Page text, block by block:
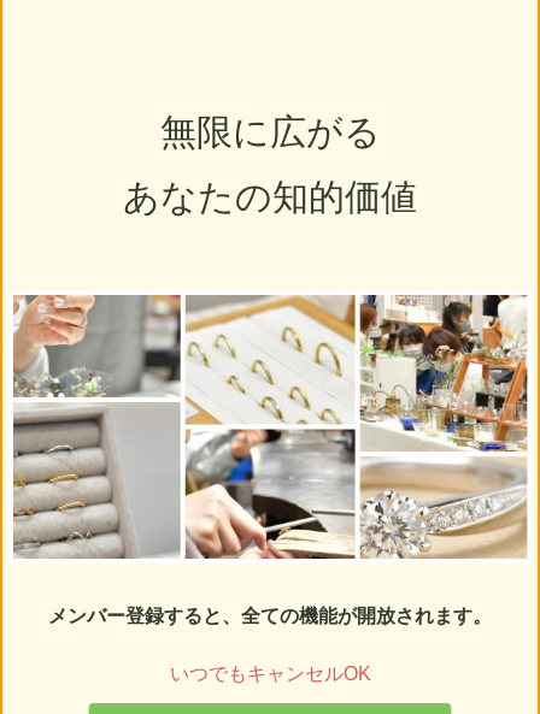
無限に広がる
あなたの知的価値
メンバー登録すると、全ての機能が開放されます。
いつでもキャンセルOK